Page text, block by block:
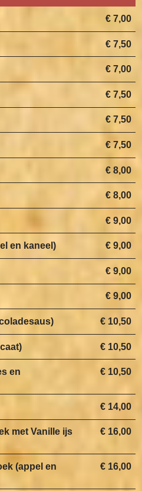
€ 7,00
€ 7,50
€ 7,00
€ 7,50
€ 7,50
€ 7,50
€ 8,00
€ 8,00
€ 9,00
€ 9,00
en kaneel)
€ 9,00
€ 9,00
€ 10,50
€ 10,50
€ 10,50
en
€ 14,00
€ 16,00
met Vanille ijs
€ 16,00
(appel en